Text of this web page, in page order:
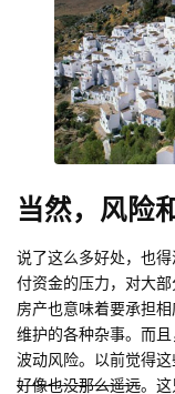
当然，风险
说了这么多好处，也
付资金的压力，对大
房产也意味着要承担
维护的各种杂事。而
波动风险。以前觉得
好像也没那么遥远。